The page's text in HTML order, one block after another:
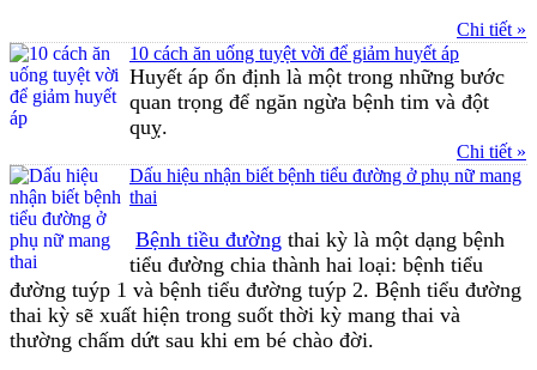
Chi tiết »
10 cách ăn uống tuyệt vời để giảm huyết áp
Huyết áp ổn định là một trong những bước
quan trọng để ngăn ngừa bệnh tim và đột
quỵ.
Chi tiết »
Dấu hiệu nhận biết bệnh tiểu đường ở phụ nữ mang
thai
Bệnh tiều đường thai kỳ là một dạng bệnh
tiểu đường chia thành hai loại: bệnh tiểu
đường tuýp 1 và bệnh tiểu đường tuýp 2. Bệnh tiểu đường
thai kỳ sẽ xuất hiện trong suốt thời kỳ mang thai và
thường chấm dứt sau khi em bé chào đời.